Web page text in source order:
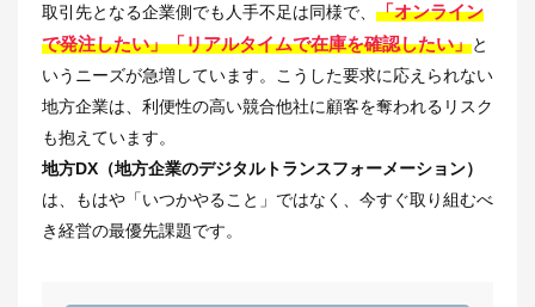
取引先となる企業側でも人手不足は同様で、 「オンライン
で発注したい」「リアルタイムで在庫を確認したい」と
いうニーズが急増しています。こうした要求に応えられない
地方企業は、利便性の高い競合他社に顧客を奪われるリスク
も抱えています。
地方DX（地方企業のデジタルトランスフォーメーション）
は、もはや「いつかやること」ではなく、今すぐ取り組むべ
き経営の最優先課題です。